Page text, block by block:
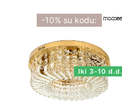
-10% su kodu:
Iki 3-10 d.d.